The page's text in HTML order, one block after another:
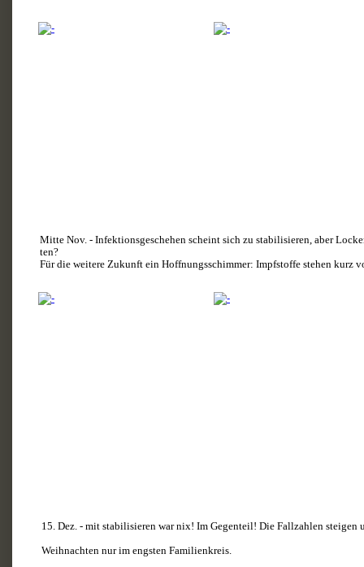
Mitte Nov. - Infektionsgeschehen scheint sich zu stabilisieren, aber
ten?
Für die weitere Zukunft ein Hoffnungsschimmer: Impfstoffe stehen kurz
15. Dez. - mit stabilisieren war nix! Im Gegenteil! Die Fallzahlen steigen
Weihnachten nur im engsten Familienkreis.